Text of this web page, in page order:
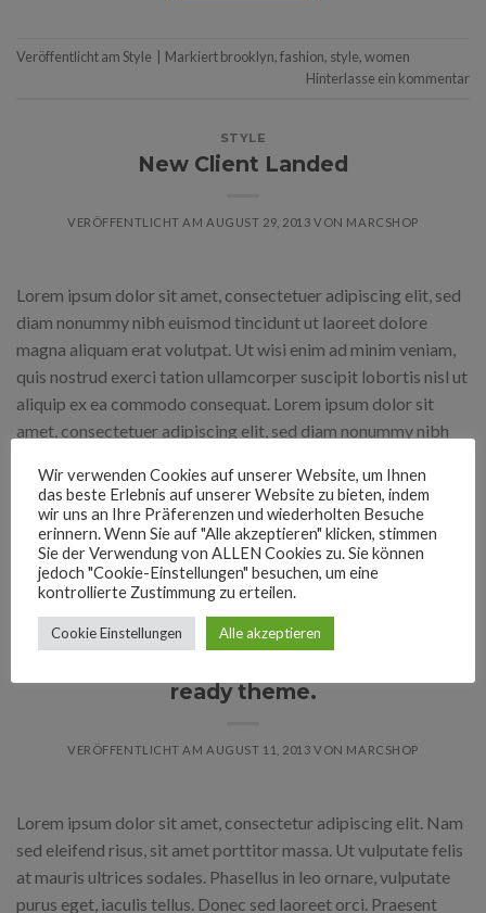
Veröffentlicht amStyle Markiertbrooklyn,fashion, style,women
Hinterlasse ein kommentar
STYLE
New Client Landed
VERÖFFENTLICHT AM AUGUST 29, 2013 VON MARCSHOP
Lorem ipsum dolor sit amet, consectetuer adipiscing elit, sed
diam nonummy nibh euismod tincidunt ut laoreet dolore
magna aliquam erat volutpat. Ut wisi enim ad minim veniam,
quis nostrud exerci tation ullamcorper suscipit lobortis nisl ut
aliquip ex ea commodo consequat. Lorem ipsum dolor sit
amet, consectetuer adipiscing elit, sed diam nonummy nibh
WEITERLESEN→
Veröffentlicht amStyle Hinterlasse ein kommentar
STYLE
ready theme.
VERÖFFENTLICHT AM AUGUST 11, 2013 VON MARCSHOP
Lorem ipsum dolor sit amet, consectetur adipiscing elit. Nam
sed eleifend risus, sit amet porttitor massa. Ut vulputate felis
at mauris ultrices sodales. Phasellus in leo ornare, vulputate
purus eget, iaculis tellus. Donec sed laoreet orci. Praesent
Wir verwenden Cookies auf unserer Website, um Ihnen
das beste Erlebnis auf unserer Website zu bieten, indem
wir uns an Ihre Präferenzen und wiederholten Besuche
erinnern. Wenn Sie auf "Alle akzeptieren" klicken, stimmen
Sie der Verwendung von ALLEN Cookies zu. Sie können
jedoch "Cookie-Einstellungen" besuchen, um eine
kontrollierte Zustimmung zu erteilen.
Cookie Einstellungen Alle akzeptieren